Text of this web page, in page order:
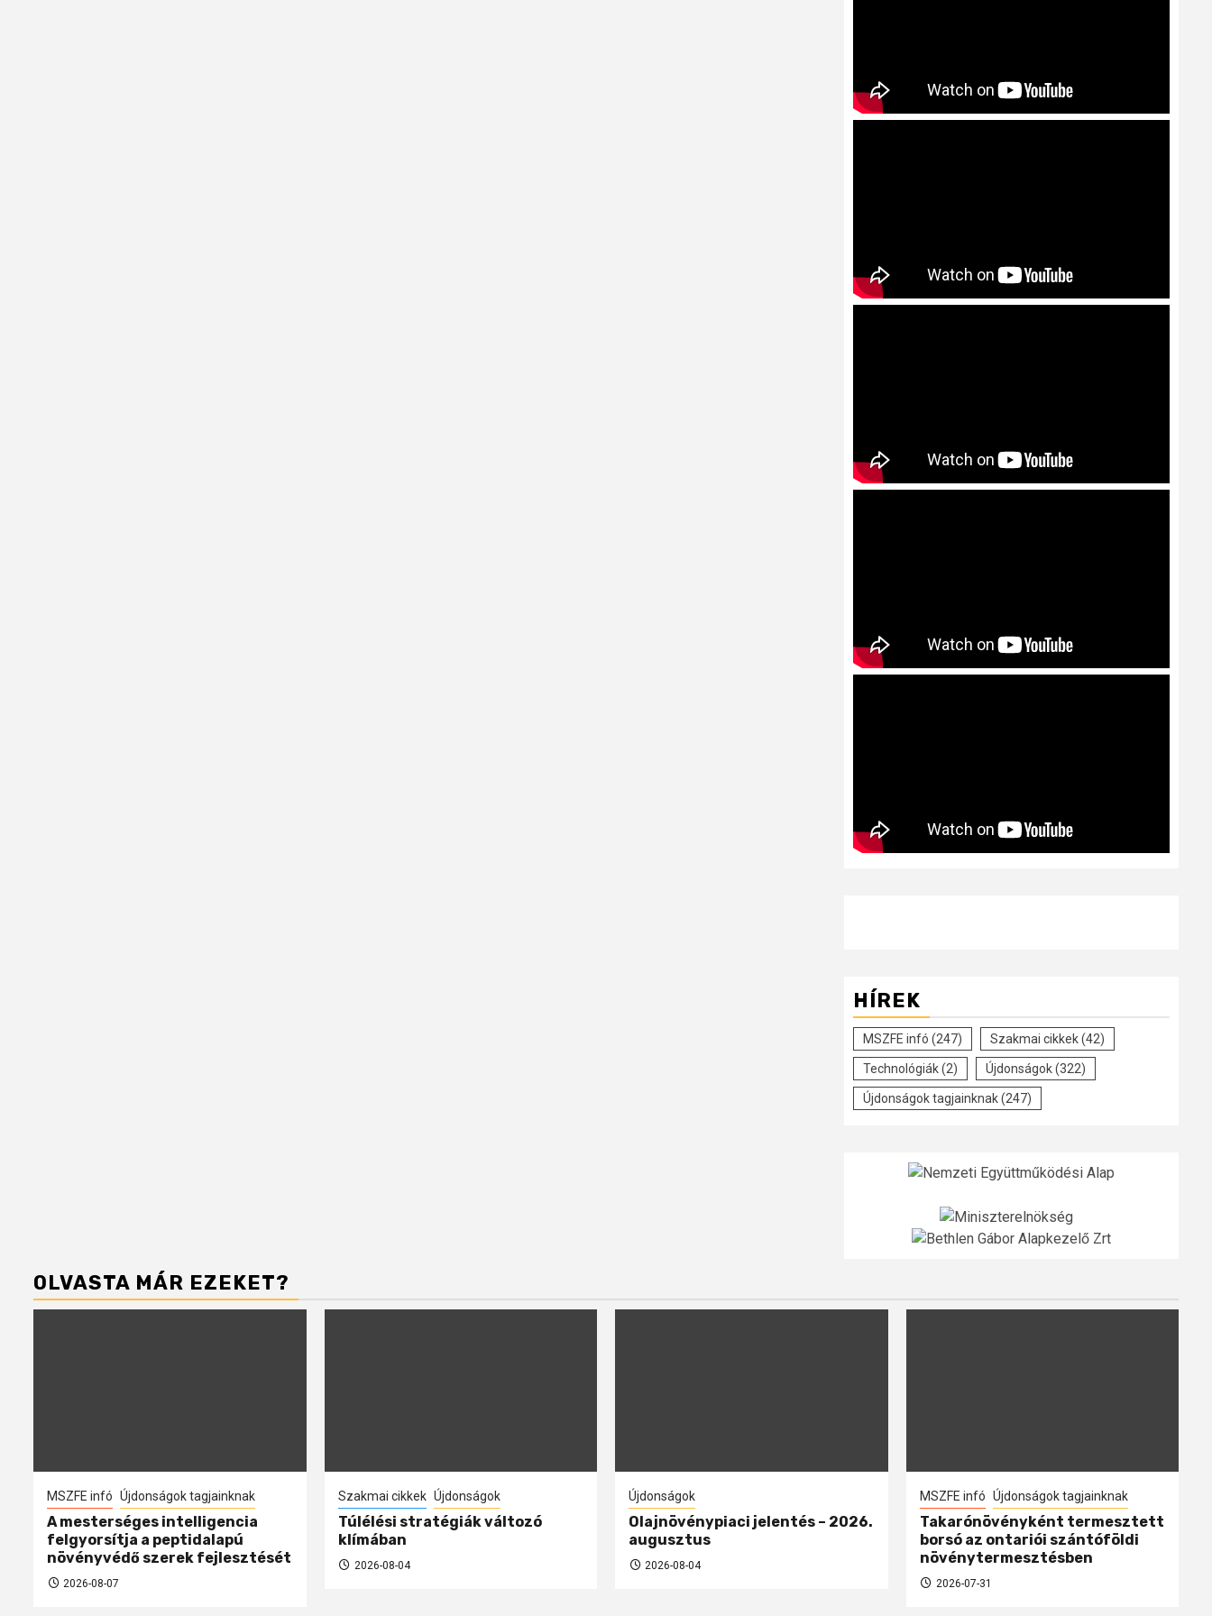
HÍREK
MSZFE infó (247) Szakmai cikkek(42)
Technológiák(2) Újdonságok(322)
Újdonságok tagjainknak(247)
OLVASTA MÁR EZEKET?
MSZFE infó Újdonságok tagjainknak
A mesterséges intelligencia
felgyorsítja a peptidalapú
növényvédő szerek fejlesztését
2026-08-07
Szakmai cikkek Újdonságok
Túlélési stratégiák változó
klímában
2026-08-04
Újdonságok
Olajnövénypiaci jelentés – 2026.
augusztus
2026-08-04
MSZFE infó Újdonságok tagjainknak
Takarónövényként termesztett
borsó az ontariói szántóföldi
növénytermesztésben
2026-07-31